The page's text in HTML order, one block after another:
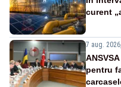
curent
7 aug.
pentru